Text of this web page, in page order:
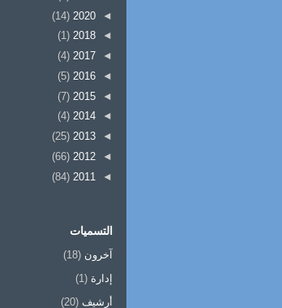
◄
2020
(14)
◄
2018
(1)
◄
2017
(4)
◄
2016
(5)
◄
2015
(7)
◄
2014
(4)
◄
2013
(25)
◄
2012
(66)
◄
2011
(84)
التسميات
آخرون (18)
إدارة (1)
أرشيف (20)